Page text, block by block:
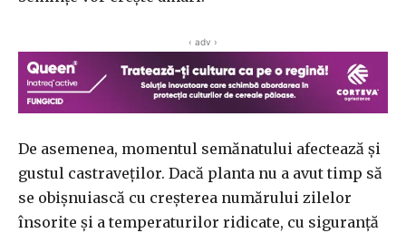
‹ adv ›
De asemenea, momentul semănatului afectează și
gustul castraveților. Dacă planta nu a avut timp să
se obișnuiască cu creșterea numărului zilelor
însorite și a temperaturilor ridicate, cu siguranță